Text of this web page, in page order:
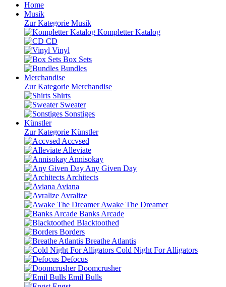
Home
Musik
Zur Kategorie Musik
Kompletter Katalog
CD
Vinyl
Box Sets
Bundles
Merchandise
Zur Kategorie Merchandise
Shirts
Sweater
Sonstiges
Künstler
Zur Kategorie Künstler
Accvsed
Alleviate
Annisokay
Any Given Day
Architects
Aviana
Avralize
Awake The Dreamer
Banks Arcade
Blacktoothed
Borders
Breathe Atlantis
Cold Night For Alligators
Defocus
Doomcrusher
Emil Bulls